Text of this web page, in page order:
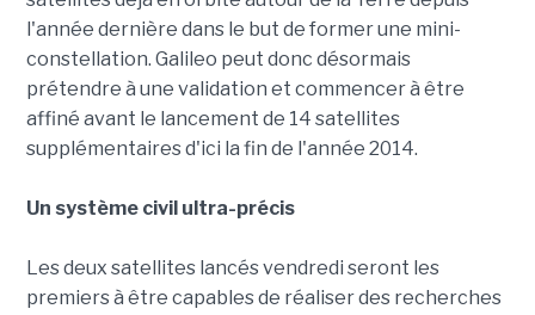
l'année dernière dans le but de former une mini-
constellation. Galileo peut donc désormais
prétendre à une validation et commencer à être
affiné avant le lancement de 14 satellites
supplémentaires d'ici la fin de l'année 2014.
Un système civil ultra-précis
Les deux satellites lancés vendredi seront les
premiers à être capables de réaliser des recherches